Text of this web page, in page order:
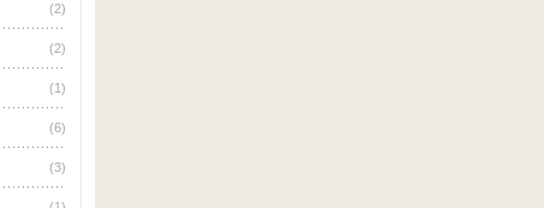
(2)
(2)
(1)
(6)
(3)